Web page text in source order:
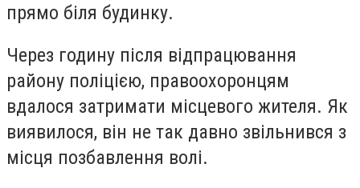
прямо біля будинку.
Через годину після відпрацювання
району поліцією, правоохоронцям
вдалося затримати місцевого жителя. Як
виявилося, він не так давно звільнився з
місця позбавлення волі.